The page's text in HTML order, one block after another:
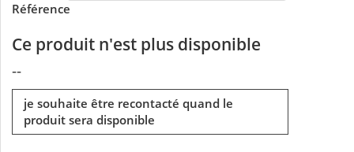
Référence
Ce produit n'est plus disponible
--
je souhaite être recontacté quand le
produit sera disponible